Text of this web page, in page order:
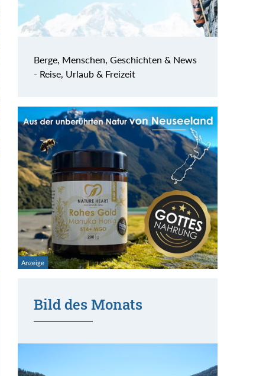
Berge, Menschen, Geschichten & News
- Reise, Urlaub & Freizeit
Bild des Monats